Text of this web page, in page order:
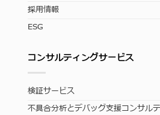
採用情報
ESG
コンサルティングサービス
検証サービス
不具合分析とデバッグ支援コンサル